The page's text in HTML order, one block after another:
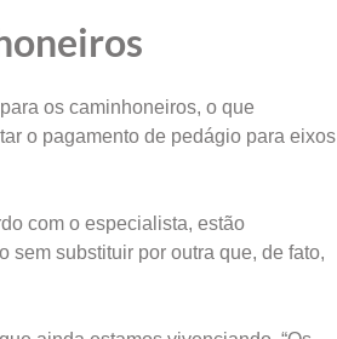
os caminhoneiros, o que
o pagamento de pedágio para eixos
com o especialista, estão
sem substituir por outra que, de fato,